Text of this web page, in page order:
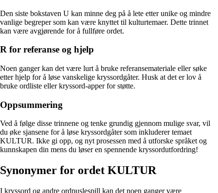
Den siste bokstaven U kan minne deg på å lete etter unike og mindre
vanlige begreper som kan være knyttet til kulturtemaer. Dette trinnet
kan være avgjørende for å fullføre ordet.
R for referanse og hjelp
Noen ganger kan det være lurt å bruke referansemateriale eller søke
etter hjelp for å løse vanskelige kryssordgåter. Husk at det er lov å
bruke ordliste eller kryssord-apper for støtte.
Oppsummering
Ved å følge disse trinnene og tenke grundig gjennom mulige svar, vil
du øke sjansene for å løse kryssordgåter som inkluderer temaet
KULTUR. Ikke gi opp, og nyt prosessen med å utforske språket og
kunnskapen din mens du løser en spennende kryssordutfordring!
Synonymer for ordet KULTUR
I kryssord og andre ordpuslespill kan det noen ganger være